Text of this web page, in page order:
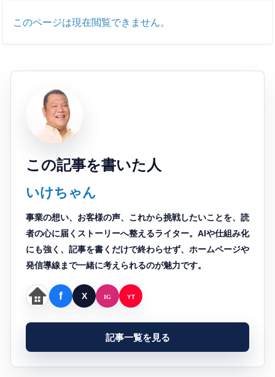
このページは現在閲覧できません。
この記事を書いた人
いけちゃん
事業の想い、お客様の声、これから挑戦したいことを、読
者の心に届くストーリーへ整えるライター。AIや仕組み化
にも強く、記事を書くだけで終わらせず、ホームページや
発信導線まで一緒に考えられるのが魅力です。
記事一覧を見る